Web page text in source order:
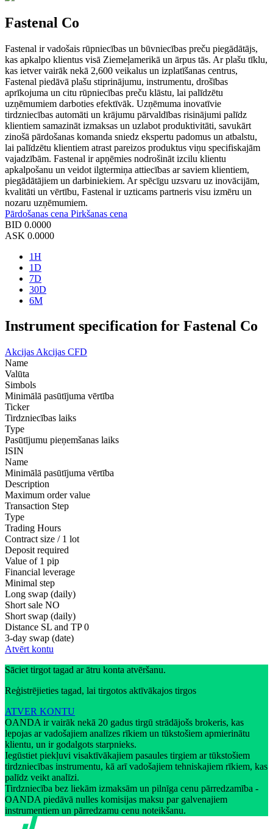
Fastenal Co
Fastenal ir vadošais rūpniecības un būvniecības preču piegādātājs,
kas apkalpo klientus visā Ziemeļamerikā un ārpus tās. Ar plašu tīklu,
kas ietver vairāk nekā 2,600 veikalus un izplatīšanas centrus,
Fastenal piedāvā plašu stiprinājumu, instrumentu, drošības
aprīkojuma un citu rūpniecības preču klāstu, lai palīdzētu
uzņēmumiem darboties efektīvāk. Uzņēmuma inovatīvie
tirdzniecības automāti un krājumu pārvaldības risinājumi palīdz
klientiem samazināt izmaksas un uzlabot produktivitāti, savukārt
zinošā pārdošanas komanda sniedz ekspertu padomus un atbalstu,
lai palīdzētu klientiem atrast pareizos produktus viņu specifiskajām
vajadzībām. Fastenal ir apņēmies nodrošināt izcilu klientu
apkalpošanu un veidot ilgtermiņa attiecības ar saviem klientiem,
piegādātājiem un darbiniekiem. Ar spēcīgu uzsvaru uz inovācijām,
kvalitāti un vērtību, Fastenal ir uzticams partneris visu izmēru un
nozaru uzņēmumiem.
Pārdošanas cena Pirkšanas cena
BID 0.0000
ASK 0.0000
1H
1D
7D
30D
6M
Instrument specification for Fastenal Co
Akcijas Akcijas CFD
Name
Valūta
Simbols
Minimālā pasūtījuma vērtība
Ticker
Tirdzniecības laiks
Type
Pasūtījumu pieņemšanas laiks
ISIN
Name
Minimālā pasūtījuma vērtība
Description
Maximum order value
Transaction Step
Type
Trading Hours
Contract size / 1 lot
Deposit required
Value of 1 pip
Financial leverage
Minimal step
Long swap (daily)
Short sale NO
Short swap (daily)
Distance SL and TP 0
3-day swap (date)
Atvērt kontu
Sāciet tirgot tagad ar ātru konta atvēršanu.
Reģistrējieties tagad, lai tirgotos aktīvākajos tirgos
ATVER KONTU
OANDA ir vairāk nekā 20 gadus tirgū strādājošs brokeris, kas
lepojas ar vadošajiem analīzes rīkiem un tūkstošiem apmierinātu
klientu, un ir godalgots starpnieks.
Iegūstiet piekļuvi visaktīvākajiem pasaules tirgiem ar tūkstošiem
tirdzniecības instrumentu, kā arī vadošajiem tehniskajiem rīkiem, kas
palīdz veikt analīzi.
Tirdzniecība bez liekām izmaksām un pilnīga cenu pārredzamība -
OANDA piedāvā nulles komisijas maksu par galvenajiem
instrumentiem un pārredzamu cenu noteikšanu.